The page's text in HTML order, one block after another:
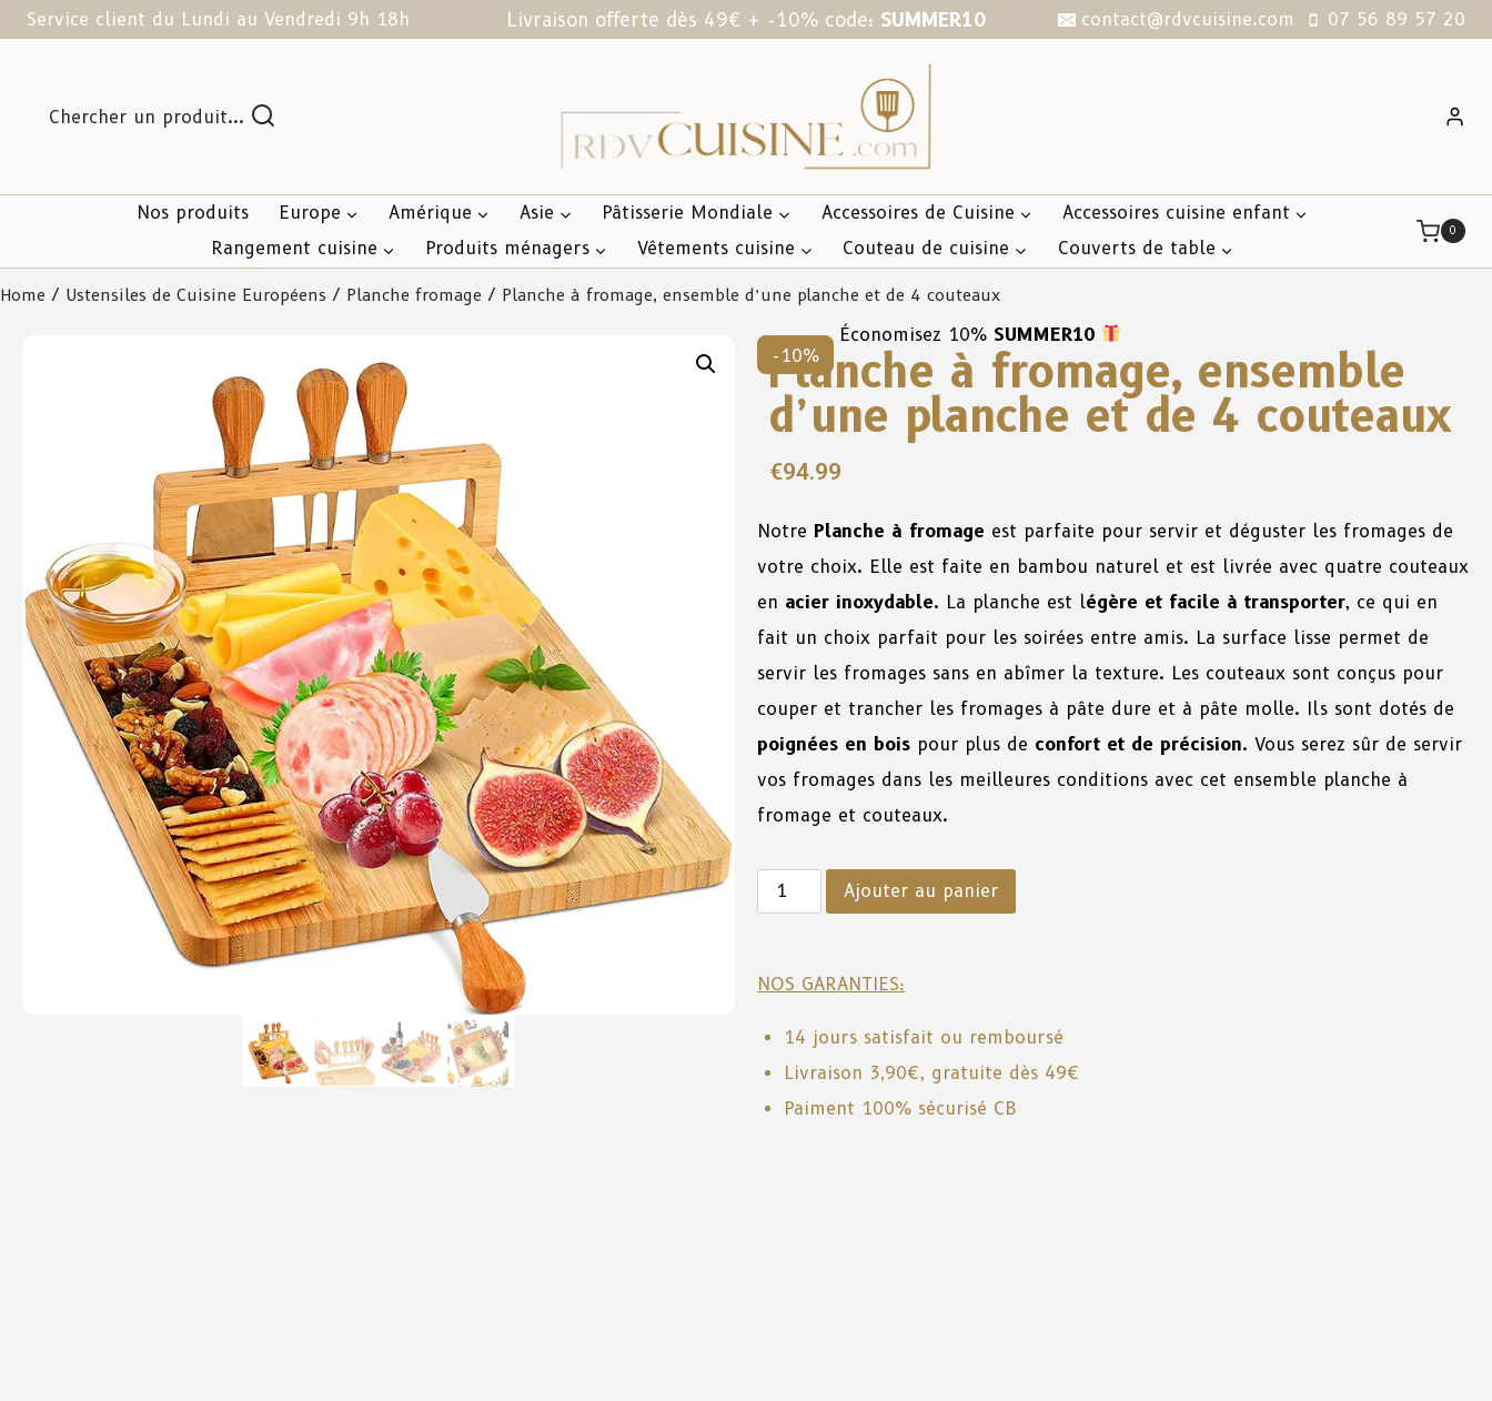
Service client du Lundi au Vendredi 9h 18h Livraison offerte dès 49€ + -10% code: SUMMER10 contact@rdvcuisine.com 07 56 89 57 20
Chercher un produit...
Nos produits Europe Amérique Asie Pâtisserie Mondiale Accessoires de Cuisine
Accessoires cuisine enfant
Rangement cuisine
Produits ménagers Vêtements cuisine Couteau de cuisine Couverts de table
0
Home / Ustensiles de Cuisine Européens / Planche fromage / Planche à fromage, ensemble d’une planche et de 4 couteaux
-10%
Économisez 10% SUMMER10
Planche à fromage, ensemble
d’une planche et de 4 couteaux
€94.99
Notre Planche à fromage est parfaite pour servir et déguster les fromages de
votre choix. Elle est faite en bambou naturel et est livrée avec quatre couteaux
en acier inoxydable. La planche est légère et facile à transporter, ce qui en
fait un choix parfait pour les soirées entre amis. La surface lisse permet de
servir les fromages sans en abîmer la texture. Les couteaux sont conçus pour
couper et trancher les fromages à pâte dure et à pâte molle. Ils sont dotés de
poignées en bois pour plus de confort et de précision. Vous serez sûr de servir
vos fromages dans les meilleures conditions avec cet ensemble planche à
fromage et couteaux.
Ajouter au panier
NOS GARANTIES:
14 jours satisfait ou remboursé
Livraison 3,90€, gratuite dès 49€
Paiment 100% sécurisé CB